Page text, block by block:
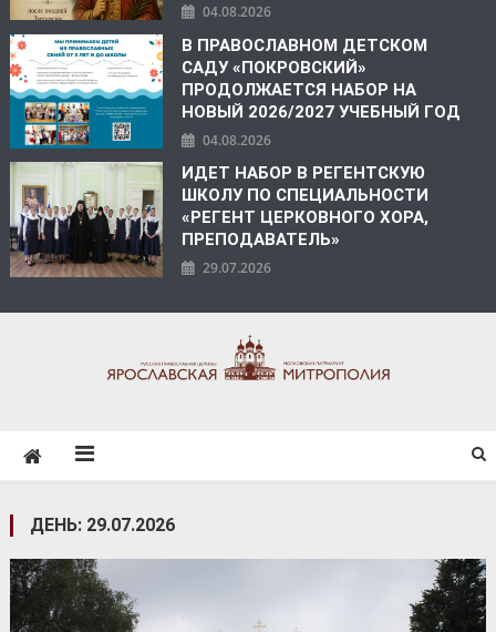
04.08.2026
В ПРАВОСЛАВНОМ ДЕТСКОМ
САДУ «ПОКРОВСКИЙ»
ПРОДОЛЖАЕТСЯ НАБОР НА
НОВЫЙ 2026/2027 УЧЕБНЫЙ ГОД
04.08.2026
ИДЕТ НАБОР В РЕГЕНТСКУЮ
ШКОЛУ ПО СПЕЦИАЛЬНОСТИ
«РЕГЕНТ ЦЕРКОВНОГО ХОРА,
ПРЕПОДАВАТЕЛЬ»
29.07.2026
ДЕНЬ: 29.07.2026